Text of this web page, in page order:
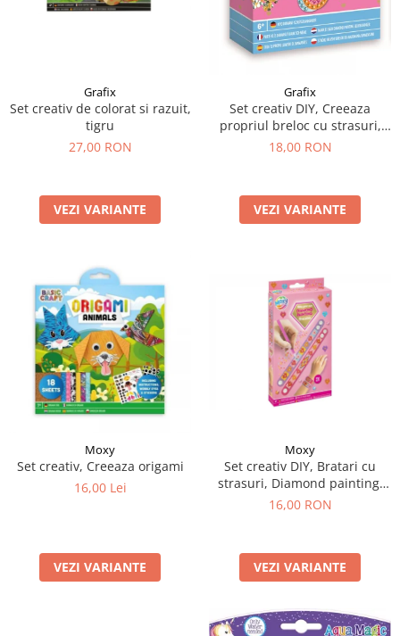
Grafix
Set creativ de colorat si razuit,
tigru
27,00 RON
VEZI VARIANTE
Grafix
Set creativ DIY, Creeaza
propriul breloc cu strasuri,
Diamond Paint, Grafix
18,00 RON
VEZI VARIANTE
Moxy
Set creativ, Creeaza origami
16,00 Lei
VEZI VARIANTE
Moxy
Set creativ DIY, Bratari cu
strasuri, Diamond painting,
roz
16,00 RON
VEZI VARIANTE